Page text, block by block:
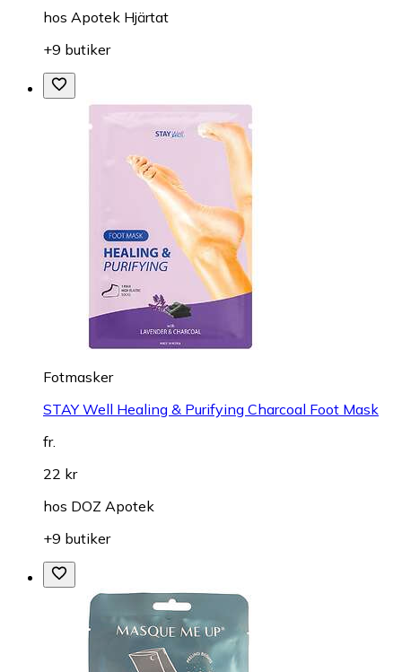
hos Apotek Hjärtat
+9 butiker
Fotmasker
STAY Well Healing & Purifying Charcoal Foot Mask
fr.
22 kr
hos DOZ Apotek
+9 butiker